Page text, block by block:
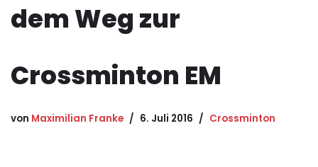
dem Weg zur
Crossminton EM
von Maximilian Franke 6. Juli 2016 Crossminton